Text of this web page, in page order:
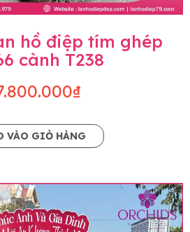
hồ điệp tím ghép
cành T238
VÀO GIỎ HÀNG